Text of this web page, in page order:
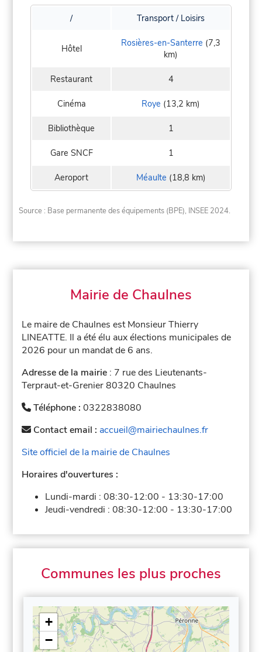
/ Transport / Loisirs
Hôtel Rosières-en-Santerre (7,3
km)
Restaurant 4
Cinéma Roye (13,2 km)
Bibliothèque 1
Gare SNCF 1
Aeroport Méaulte (18,8 km)
Source : Base permanente des équipements (BPE), INSEE 2024.
Mairie de Chaulnes
Le maire de Chaulnes est Monsieur Thierry
LINEATTE. Il a été élu aux élections municipales de
2026 pour un mandat de 6 ans.
Adresse de la mairie : 7 rue des Lieutenants-
Terpraut-et-Grenier 80320 Chaulnes
Téléphone :0322838080
Contact email : accueil@mairiechaulnes.fr
Site officiel de la mairie de Chaulnes
Horaires d'ouvertures :
Lundi-mardi :08:30-12:00 - 13:30-17:00
Jeudi-vendredi :08:30-12:00 - 13:30-17:00
Communes les plus proches
+
−